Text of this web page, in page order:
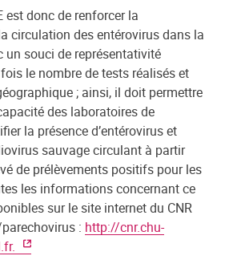
est donc de renforcer la
circulation des entérovirus dans la
un souci de représentativité
le nombre de tests réalisés et
; ainsi, il doit permettre
des laboratoires de
la présence d’entérovirus et
sauvage circulant à partir
de prélèvements positifs pour les
les informations concernant ce
sur le site internet du CNR
: http://cnr.chu-